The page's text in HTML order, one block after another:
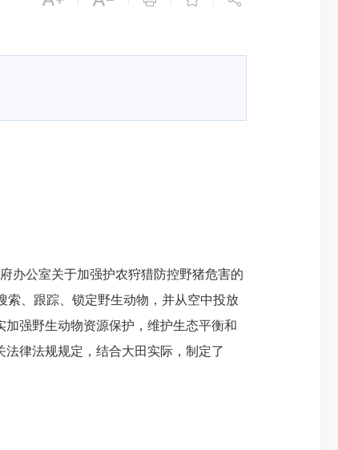
办公室关于加强护农狩猎防控野猪危害的
索、跟踪、锁定野生动物，并从空中投放
强野生动物资源保护，维护生态平衡和
律法规规定，结合大田实际，制定了